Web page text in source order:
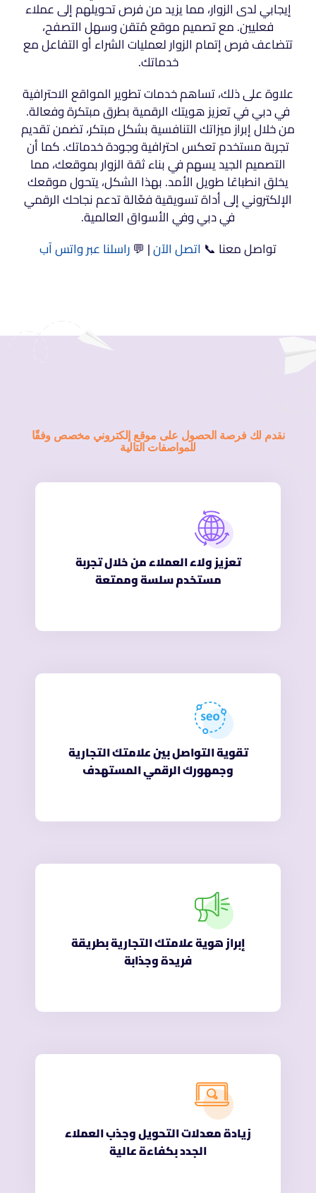
إيجابي لدى الزوار، مما يزيد من فرص تحويلهم إلى عملاء
فعليين. مع تصميم موقع مُتقن وسهل التصفح،
تتضاعف فرص إتمام الزوار لعمليات الشراء أو التفاعل مع
خدماتك.
علاوة على ذلك، تساهم خدمات تطوير المواقع الاحترافية
في دبي في تعزيز هويتك الرقمية بطرق مبتكرة وفعالة.
من خلال إبراز ميزاتك التنافسية بشكل مبتكر، تضمن تقديم
تجربة مستخدم تعكس احترافية وجودة خدماتك. كما أن
التصميم الجيد يسهم في بناء ثقة الزوار بموقعك، مما
يخلق انطباعًا طويل الأمد. بهذا الشكل، يتحول موقعك
الإلكتروني إلى أداة تسويقية فعّالة تدعم نجاحك الرقمي
في دبي وفي الأسواق العالمية.
تواصل معنا 📞 اتصل الآن| 💬راسلنا عبر واتس آب
نقدم لك فرصة الحصول على موقع إلكتروني مخصص وفقًا
للمواصفات التالية
تعزيز ولاء العملاء من خلال تجربة
مستخدم سلسة وممتعة
تقوية التواصل بين علامتك التجارية
وجمهورك الرقمي المستهدف
إبراز هوية علامتك التجارية بطريقة
فريدة وجذابة
زيادة معدلات التحويل وجذب العملاء
الجدد بكفاءة عالية